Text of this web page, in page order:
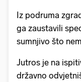
Iz podruma
ga zaustavili
sumnjivo što
Jutros je na
državno